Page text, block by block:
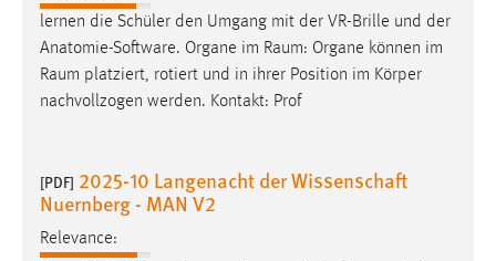
lernen die Schüler den Umgang mit der VR-Brille und der
Anatomie-Software. Organe im Raum: Organe können im
Raum platziert, rotiert und in ihrer Position im Körper
nachvollzogen werden. Kontakt: Prof
[PDF] 2025-10 Langenacht der Wissenschaft
Nuernberg - MAN V2
Relevance: